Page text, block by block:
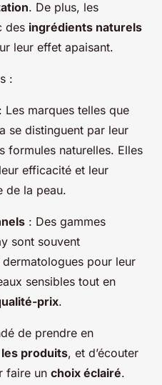
. De plus, les
des ingrédients naturels
leur effet apaisant.
:
: Les marques telles que
se distinguent par leur
formules naturelles. Elles
efficacité et leur
de la peau.
: Des gammes
sont souvent
pour leur
sensibles tout en
prix.
de prendre en
produits, et d’écouter
faire un choix éclairé.